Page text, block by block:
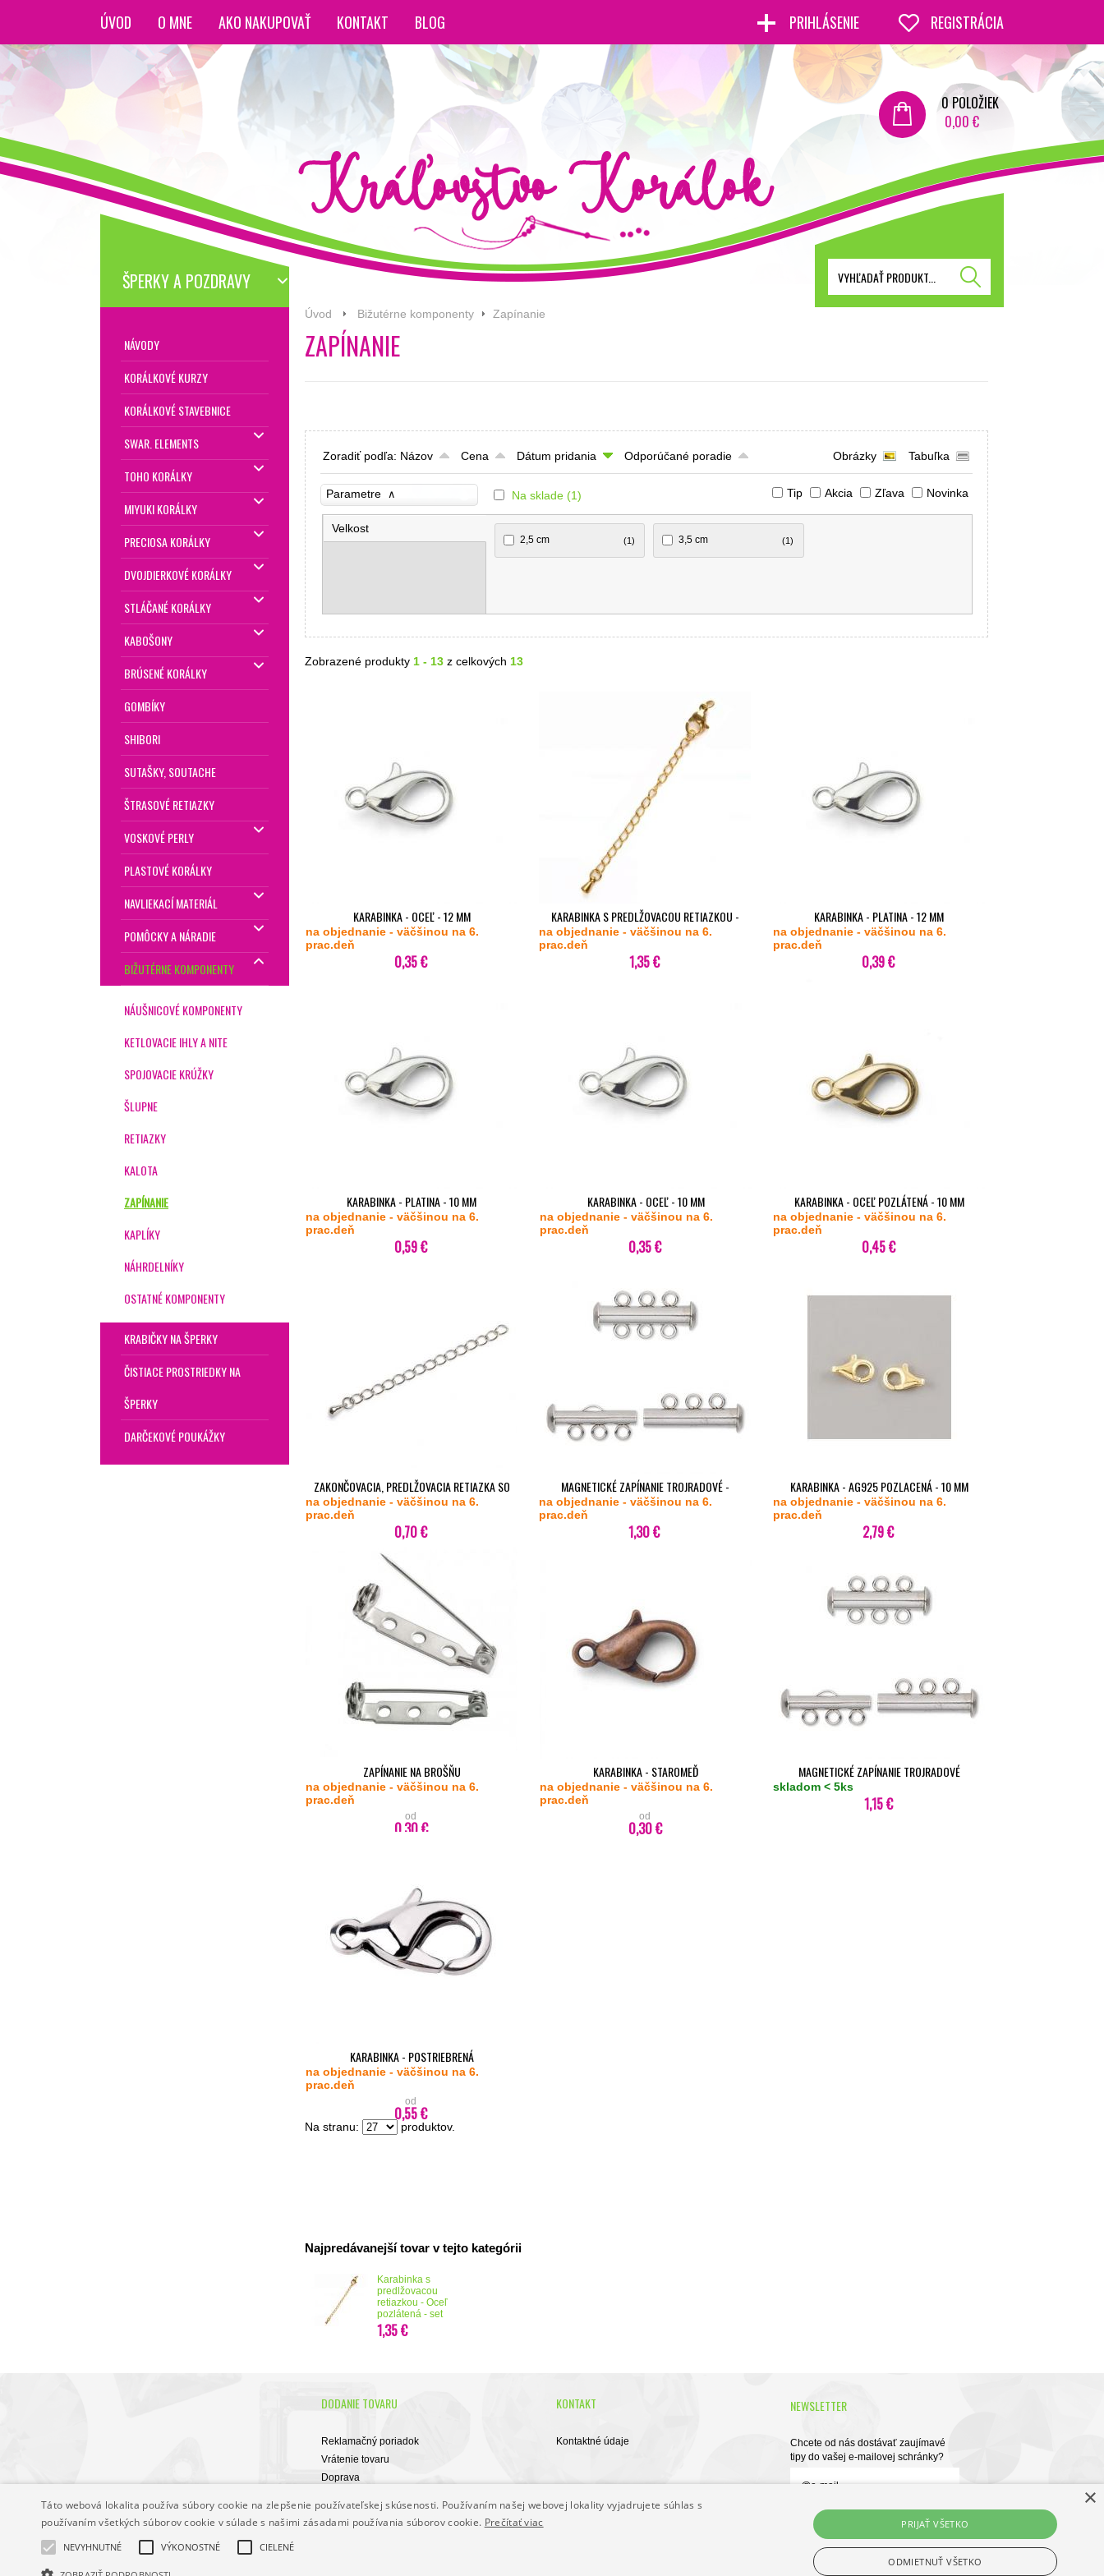
ÚVOD O MNE AKO NAKUPOVAŤ KONTAKT BLOG PRIHLÁSENIE REGISTRÁCIA
0POLOŽIEK
0,00 €
ŠPERKY A POZDRAVY
NÁVODY
KORÁLKOVÉ KURZY
KORÁLKOVÉ STAVEBNICE
SWAR. ELEMENTS
TOHO KORÁLKY
MIYUKI KORÁLKY
PRECIOSA KORÁLKY
DVOJDIERKOVÉ KORÁLKY
STLÁČANÉ KORÁLKY
KABOŠONY
BRÚSENÉ KORÁLKY
GOMBÍKY
SHIBORI
SUTAŠKY, SOUTACHE
ŠTRASOVÉ RETIAZKY
VOSKOVÉ PERLY
PLASTOVÉ KORÁLKY
NAVLIEKACÍ MATERIÁL
POMÔCKY A NÁRADIE
BIŽUTÉRNE KOMPONENTY
NÁUŠNICOVÉ KOMPONENTY
KETLOVACIE IHLY A NITE
SPOJOVACIE KRÚŽKY
ŠLUPNE
RETIAZKY
KALOTA
ZAPÍNANIE
KAPLÍKY
NÁHRDELNÍKY
OSTATNÉ KOMPONENTY
KRABIČKY NA ŠPERKY
ČISTIACE PROSTRIEDKY NA
ŠPERKY
DARČEKOVÉ POUKÁŽKY
Úvod Bižutérne komponenty Zapínanie
ZAPÍNANIE
Zoradiť podľa: Názov Cena Dátum pridania Odporúčané poradie Obrázky Tabuľka
Parametre ∧ Na sklade (1) Tip Akcia Zľava Novinka
Velkost
2,5 cm (1) 3,5 cm (1)
Zobrazené produkty 1 - 13 z celkových 13
KARABINKA - OCEĽ - 12 MM
na objednanie - väčšinou na 6.
prac.deň
0,35 €
KARABINKA S PREDLŽOVACOU RETIAZKOU -
OCEĽ POZLÁTENÁ - SET
na objednanie - väčšinou na 6.
prac.deň
1,35 €
KARABINKA - PLATINA - 12 MM
na objednanie - väčšinou na 6.
prac.deň
0,39 €
KARABINKA - PLATINA - 10 MM
na objednanie - väčšinou na 6.
prac.deň
0,59 €
KARABINKA - OCEĽ - 10 MM
na objednanie - väčšinou na 6.
prac.deň
0,35 €
KARABINKA - OCEĽ POZLÁTENÁ - 10 MM
na objednanie - väčšinou na 6.
prac.deň
0,45 €
ZAKONČOVACIA, PREDLŽOVACIA RETIAZKA SO
SLZOU - 56 MM - OCEĽ
na objednanie - väčšinou na 6.
prac.deň
0,70 €
MAGNETICKÉ ZAPÍNANIE TROJRADOVÉ -
NEROZOVÉ
na objednanie - väčšinou na 6.
prac.deň
1,30 €
KARABINKA - AG925 POZLACENÁ - 10 MM
na objednanie - väčšinou na 6.
prac.deň
2,79 €
ZAPÍNANIE NA BROŠŇU
na objednanie - väčšinou na 6.
prac.deň
od
0,30 €
KARABINKA - STAROMEĎ
na objednanie - väčšinou na 6.
prac.deň
od
0,30 €
MAGNETICKÉ ZAPÍNANIE TROJRADOVÉ
skladom < 5ks
1,15 €
KARABINKA - POSTRIEBRENÁ
na objednanie - väčšinou na 6.
prac.deň
od
0,55 €
Na stranu: produktov.
Najpredávanejší tovar v tejto kategórii
Karabinka s
predlžovacou
retiazkou - Oceľ
pozlátená - set
1,35 €
DODANIE TOVARU KONTAKT
Reklamačný poriadok
Vrátenie tovaru
Doprava
Kontaktné údaje
NEWSLETTER
Chcete od nás dostávať zaujímavé
tipy do vašej e-mailovej schránky?
Táto stránka je chránená službou
reCAPTCHA.
Zistiť viac.
×
Táto webová lokalita používa súbory cookie na zlepšenie používateľskej skúsenosti. Používaním našej webovej lokality vyjadrujete súhlas s
používaním všetkých súborov cookie v súlade s našimi zásadami používania súborov cookie. Prečítať viac
NEVYHNUTNÉ VÝKONOSTNÉ CIELENÉ
PRIJAŤ VŠETKO
ODMIETNUŤ VŠETKO